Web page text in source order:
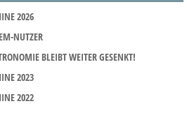
2026
NUTZER
BLEIBT WEITER GESENKT!
2023
2022